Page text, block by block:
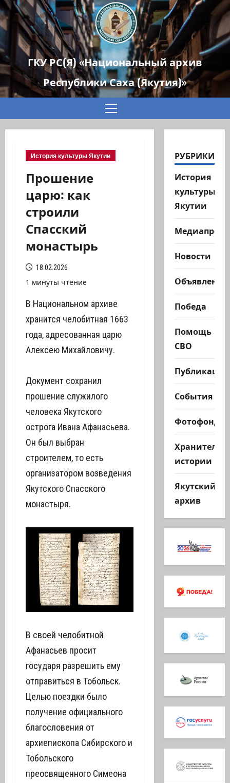
ГКУ РС(Я) «Национальный архив
Республики Саха (Якутия)»
Основное
История культуры Якутии
Прошение
царю: как
строили
Спасский
монастырь
18.02.2026
1 минуты чтение
В Национальном архиве
хранится челобитная 1663
года, адресованная царю
Алексею Михайловичу.
Документ сохранил
прошение служилого
человека Якутского
острога Ивана Афанасьева.
Он был выбран
строителем, то есть
организатором возведения
Якутского Спасского
монастыря.
В своей челобитной
Афанасьев просит
государя разрешить ему
отправиться в Тобольск.
Целью поездки было
получение официального
благословения от
архиепископа Сибирского и
Тобольского
преосвященного Симеона
РУБРИКИ
История
культуры
Якутии
Новости
Объявления
Победа
Помощь
СВО
Публикации
События
Фотофонд
Хранители
истории
Якутский
архив